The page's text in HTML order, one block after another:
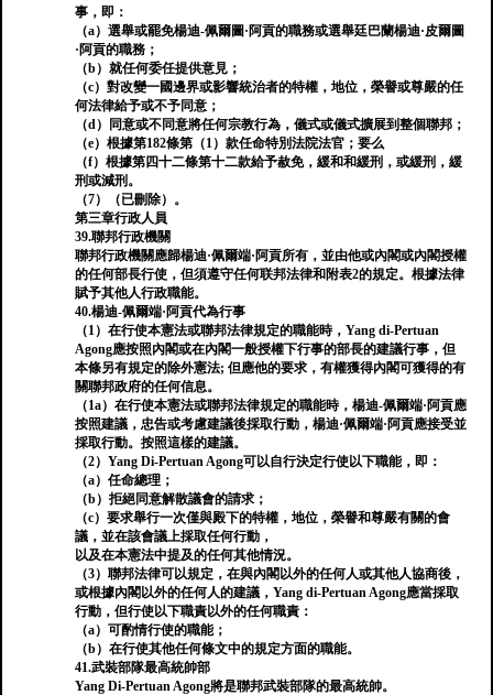
事，即：
（a）選舉或罷免楊迪-佩爾圖·阿貢的職務或選舉廷巴蘭楊迪·皮爾圖
·阿貢的職務；
（b）就任何委任提供意見；
（c）對改變一國邊界或影響統治者的特權，地位，榮譽或尊嚴的任
何法律給予或不予同意；
（d）同意或不同意將任何宗教行為，儀式或儀式擴展到整個聯邦；
（e）根據第182條第（1）款任命特別法院法官；要么
（f）根據第四十二條第十二款給予赦免，緩和和緩刑，或緩刑，緩
刑或減刑。
（7）（已刪除）。
第三章行政人員
39.聯邦行政機關
聯邦行政機關應歸楊迪·佩爾端·阿貢所有，並由他或內閣或內閣授權
的任何部長行使，但須遵守任何联邦法律和附表2的規定。根據法律
賦予其他人行政職能。
40.楊迪-佩爾端·阿貢代為行事
（1）在行使本憲法或聯邦法律規定的職能時，Yang di-Pertuan
Agong應按照內閣或在內閣一般授權下行事的部長的建議行事，但
本條另有規定的除外憲法; 但應他的要求，有權獲得內閣可獲得的有
關聯邦政府的任何信息。
（1a）在行使本憲法或聯邦法律規定的職能時，楊迪-佩爾端·阿貢應
按照建議，忠告或考慮建議後採取行動，楊迪·佩爾端·阿貢應接受並
採取行動。按照這樣的建議。
（2）Yang Di-Pertuan Agong可以自行決定行使以下職能，即：
（a）任命總理；
（b）拒絕同意解散議會的請求；
（c）要求舉行一次僅與殿下的特權，地位，榮譽和尊嚴有關的會
議，並在該會議上採取任何行動，
以及在本憲法中提及的任何其他情況。
（3）聯邦法律可以規定，在與內閣以外的任何人或其他人協商後，
或根據內閣以外的任何人的建議，Yang di-Pertuan Agong應當採取
行動，但行使以下職責以外的任何職責：
（a）可酌情行使的職能；
（b）在行使其他任何條文中的規定方面的職能。
41.武裝部隊最高統帥部
Yang Di-Pertuan Agong將是聯邦武裝部隊的最高統帥。